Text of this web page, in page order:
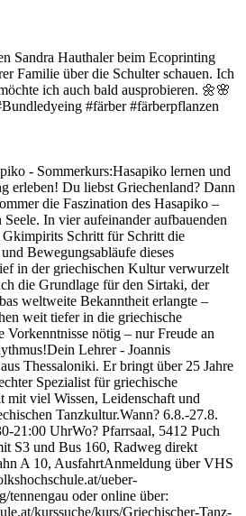
Sandra Hauthaler beim Ecoprinting
Familie über die Schulter schauen. Ich
ich auch bald ausprobieren. 🌼🌸
#färber #färberpflanzen